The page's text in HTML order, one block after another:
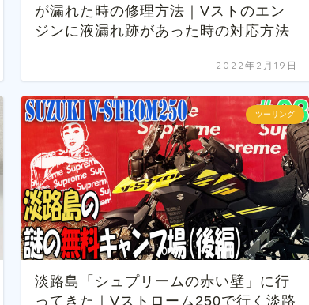
が漏れた時の修理方法｜Vストのエン
ジンに液漏れ跡があった時の対応方法
2022年2月19日
ツーリング
淡路島「シュプリームの赤い壁」に行
ってきた｜Vストローム250で行く淡路